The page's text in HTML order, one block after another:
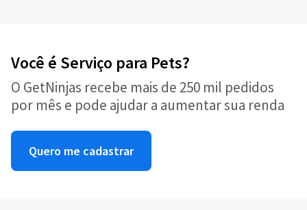
Você é Serviço para Pets?
O GetNinjas recebe mais de 250 mil pedidos
por mês e pode ajudar a aumentar sua renda
Quero me cadastrar